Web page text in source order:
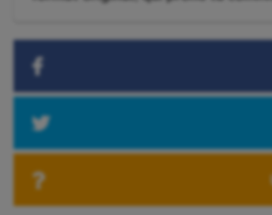
suivant